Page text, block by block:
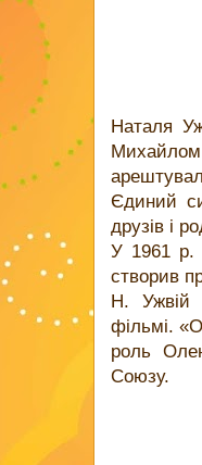
Наталя
Михайлом
Єдиний
друзів і
У 1961 р.
створив
Н. Ужвій
фільмі.
роль
Союзу.